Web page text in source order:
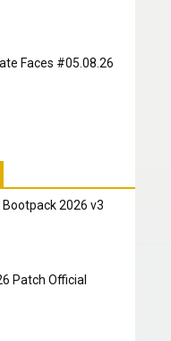
Faces #05.08.26
Bootpack 2026 v3
Patch Official